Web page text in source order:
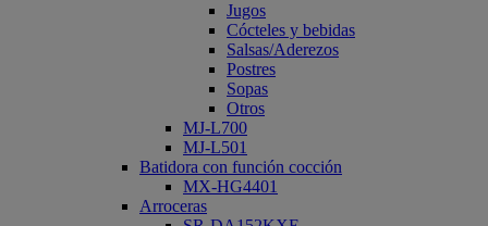
Jugos
Cócteles y bebidas
Salsas/Aderezos
Postres
Sopas
Otros
MJ-L700
MJ-L501
Batidora con función cocción
MX-HG4401
Arroceras